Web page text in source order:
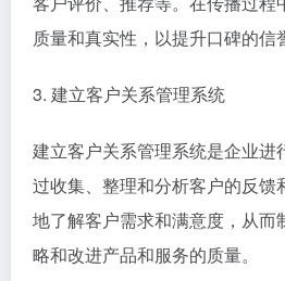
质量和真实性，以提升口碑的信
3. 建立客户关系管理系统
建立客户关系管理系统是企业进
过收集、整理和分析客户的反馈
地了解客户需求和满意度，从而
略和改进产品和服务的质量。